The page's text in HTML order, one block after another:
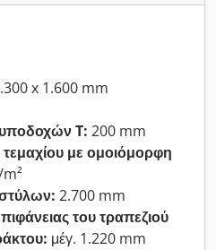
x 1.600 mm
T: 200 mm
με ομοιόμορφη
2.700 mm
του τραπεζιού
μέγ. 1.220 mm